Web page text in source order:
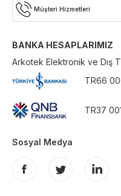
Müşteri Hizmetleri
BANKA HESAPLARIMIZ
Arkotek Elektronik ve Dış
TR66
TR37
Sosyal Medya